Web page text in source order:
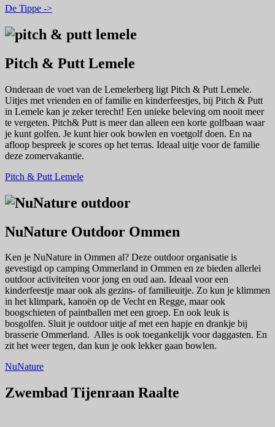
De Tippe ->
Pitch & Putt Lemele
Onderaan de voet van de Lemelerberg ligt Pitch & Putt Lemele.
Uitjes met vrienden en of familie en kinderfeestjes, bij Pitch & Putt
in Lemele kan je zeker terecht! Een unieke beleving om nooit meer
te vergeten. Pitch& Putt is meer dan alleen een korte golfbaan waar
je kunt golfen. Je kunt hier ook bowlen en voetgolf doen. En na
afloop bespreek je scores op het terras. Ideaal uitje voor de familie
deze zomervakantie.
Pitch & Putt Lemele
NuNature Outdoor Ommen
Ken je NuNature in Ommen al? Deze outdoor organisatie is
gevestigd op camping Ommerland in Ommen en ze bieden allerlei
outdoor activiteiten voor jong en oud aan. Ideaal voor een
kinderfeestje maar ook als gezins- of familieuitje. Zo kun je klimmen
in het klimpark, kanoën op de Vecht en Regge, maar ook
boogschieten of paintballen met een groep. En ook leuk is
bosgolfen. Sluit je outdoor uitje af met een hapje en drankje bij
brasserie Ommerland. Alles is ook toegankelijk voor daggasten. En
zit het weer tegen, dan kun je ook lekker gaan bowlen.
NuNature
Zwembad Tijenraan Raalte